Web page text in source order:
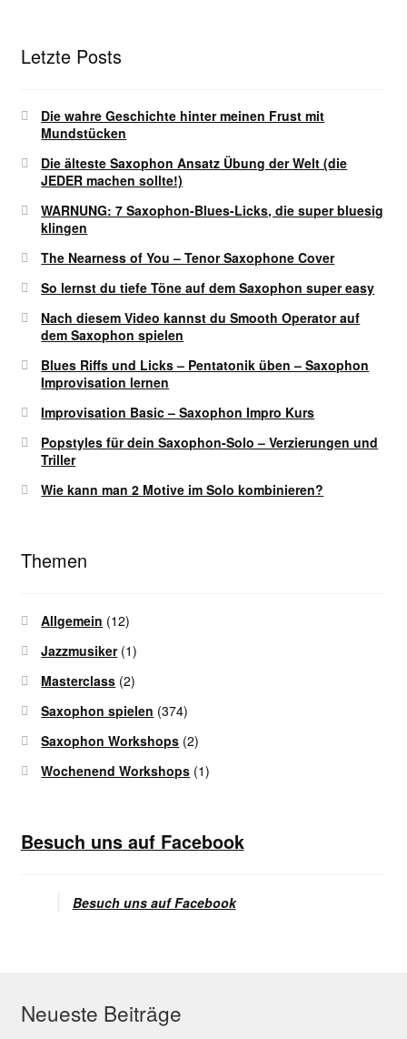
Letzte Posts
Die wahre Geschichte hinter meinen Frust mit
Mundstücken
Die älteste Saxophon Ansatz Übung der Welt (die
JEDER machen sollte!)
WARNUNG: 7 Saxophon-Blues-Licks, die super bluesig
klingen
The Nearness of You – Tenor Saxophone Cover
So lernst du tiefe Töne auf dem Saxophon super easy
Nach diesem Video kannst du Smooth Operator auf
dem Saxophon spielen
Blues Riffs und Licks – Pentatonik üben – Saxophon
Improvisation lernen
Improvisation Basic – Saxophon Impro Kurs
Popstyles für dein Saxophon-Solo – Verzierungen und
Triller
Wie kann man 2 Motive im Solo kombinieren?
Themen
Allgemein (12)
Jazzmusiker(1)
Masterclass (2)
Saxophon spielen (374)
Saxophon Workshops (2)
Wochenend Workshops (1)
Besuch uns auf Facebook
Besuch uns auf Facebook
Neueste Beiträge